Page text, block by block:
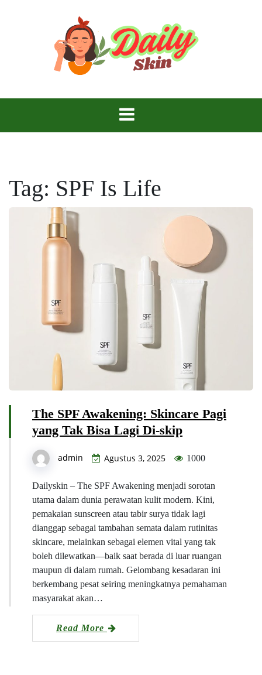
Daily Skin
Tag: SPF Is Life
The SPF Awakening: Skincare Pagi
yang Tak Bisa Lagi Di-skip
admin Agustus 3, 2025 1000
Dailyskin – The SPF Awakening menjadi sorotan
utama dalam dunia perawatan kulit modern. Kini,
pemakaian sunscreen atau tabir surya tidak lagi
dianggap sebagai tambahan semata dalam rutinitas
skincare, melainkan sebagai elemen vital yang tak
boleh dilewatkan—baik saat berada di luar ruangan
maupun di dalam rumah. Gelombang kesadaran ini
berkembang pesat seiring meningkatnya pemahaman
masyarakat akan…
Read More